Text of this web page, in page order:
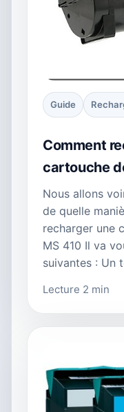
Guide
Comment
cartouche
Nous allons
de quelle
recharger une
MS 410 Il va
suivantes : Un
Lecture 2 min